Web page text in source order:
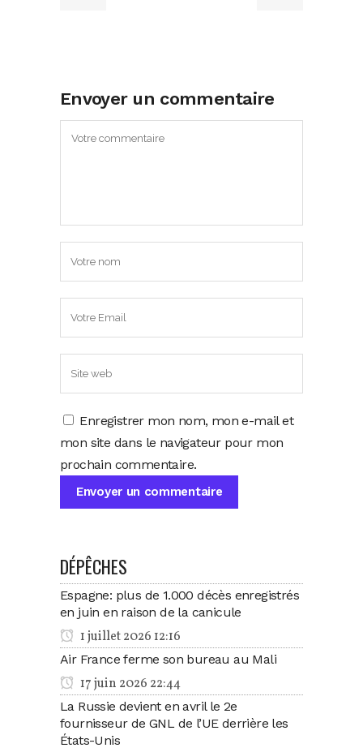
Envoyer un commentaire
Enregistrer mon nom, mon e-mail et
mon site dans le navigateur pour mon
prochain commentaire.
DÉPÊCHES
Espagne: plus de 1.000 décès enregistrés
en juin en raison de la canicule
1 juillet 2026 12:16
Air France ferme son bureau au Mali
17 juin 2026 22:44
La Russie devient en avril le 2e
fournisseur de GNL de l’UE derrière les
États-Unis